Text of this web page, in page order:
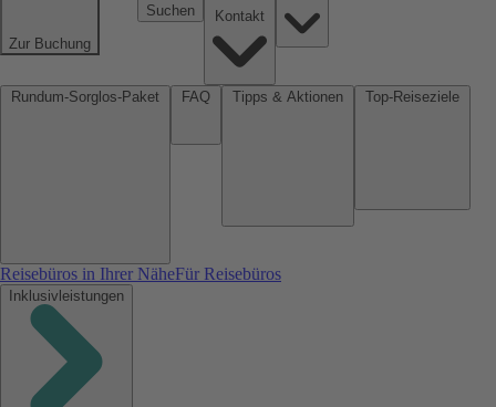
Zur Buchung
Suchen
Reisebüros in Ihrer NäheFür Reisebüros
Inklusivleistungen